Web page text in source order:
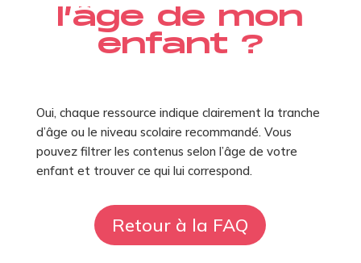
l’âge de mon
enfant ?
Oui, chaque ressource indique clairement la tranche
d’âge ou le niveau scolaire recommandé. Vous
pouvez filtrer les contenus selon l’âge de votre
enfant et trouver ce qui lui correspond.
Retour à la FAQ